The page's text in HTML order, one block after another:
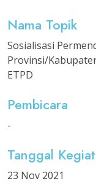
Nama Topik
Sosialisasi
Provinsi/
ETPD
Pembicara
-
Tanggal
23 Nov 2021